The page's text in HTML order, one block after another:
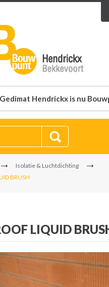
Gedimat Hendrickx is nu
Isolatie & Luchtdichting
BRUSH
LIQUID